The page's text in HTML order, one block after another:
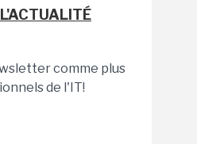
comme plus
de l'IT!